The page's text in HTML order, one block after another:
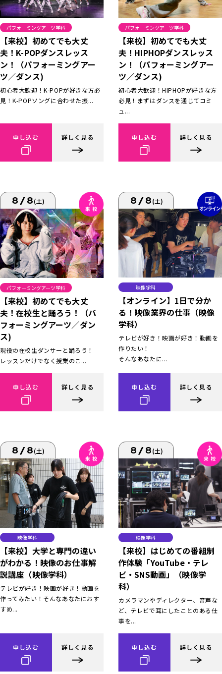
パフォーミングアーツ学科
【来校】初めてでも大丈
夫！K-POPダンスレッス
ン！（パフォーミングアー
ツ／ダンス)
初心者大歓迎！K-POPが好きな方必
見！K-POPソングに合わせた振...
申し込む 詳しく見る
パフォーミングアーツ学科
【来校】初めてでも大丈
夫！HIPHOPダンスレッス
ン！（パフォーミングアー
ツ／ダンス)
初心者大歓迎！HIPHOPが好きな方
必見！まずはダンスを通じてコミ
ュ...
申し込む 詳しく見る
8/8(土)
パフォーミングアーツ学科
【来校】初めてでも大丈
夫！在校生と踊ろう！（パ
フォーミングアーツ／ダン
ス)
現役の在校生ダンサーと踊ろう！
レッスンだけでなく授業のこ...
申し込む 詳しく見る
8/8(土)
映像学科
【オンライン】1日で分か
る！映像業界の仕事（映像
学科）
テレビが好き！映画が好き！動画を
作りたい！
そんなあなたに...
申し込む 詳しく見る
8/8(土)
映像学科
【来校】大学と専門の違い
がわかる！映像のお仕事解
説講座（映像学科）
テレビが好き！映画が好き！動画を
作ってみたい！そんなあなたにおす
すめ...
申し込む 詳しく見る
8/8(土)
映像学科
【来校】はじめての番組制
作体験「YouTube・テレ
ビ・SNS動画」（映像学
科）
カメラマンやディレクター、音声な
ど、テレビで耳にしたことのある仕
事を...
申し込む 詳しく見る